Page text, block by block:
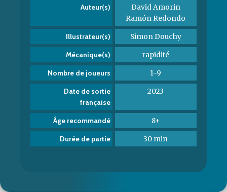
Auteur(s)
David Amorin
Ramón Redondo
Illustrateur(s) Simon Douchy
Mécanique(s) rapidité
Nombre de joueurs 1-9
Date de sortie
française
2023
Âge recommandé 8+
Durée de partie 30 min